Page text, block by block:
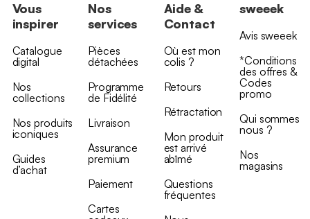
Vous
inspirer
Catalogue
digital
Nos
collections
Nos produits
iconiques
Guides
d’achat
Nos
services
Pièces
détachées
Programme
de Fidélité
Livraison
Assurance
premium
Paiement
Cartes
Aide &
Contact
Où est mon
colis ?
Retours
Rétractation
Mon produit
est arrivé
abîmé
Questions
fréquentes
sweeek
Avis sweeek
*Conditions
des offres &
Codes
promo
Qui sommes
nous ?
Nos
magasins